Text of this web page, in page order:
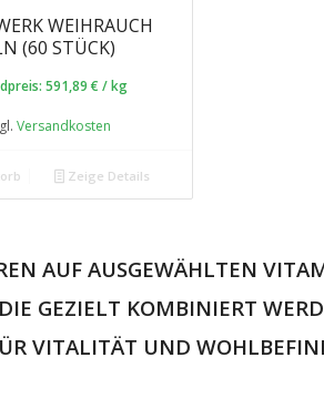
WEIHRAUCH
(60 STÜCK)
591,89 € /kg
Versandkosten
Zeige Details
AUF AUSGEWÄHLTEN
GEZIELT KOMBINIERT
VITALITÄT UND